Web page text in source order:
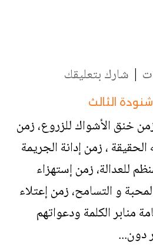
| شارك بتعليقك
شنودة الثالث
خنق الأشواك للزروع، زمن
، زمن إدانة الجريمة
للعدالة، زمن إستهزاء
و التسامح، زمن إعتلاء
منابر الكلمة ودعواتهم
دون...